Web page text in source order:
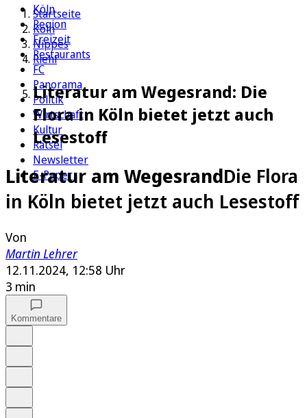
Köln
Region
Freizeit
Restaurants
FC
Panorama
Politik
Wirtschaft
Kultur
Rätsel
Newsletter
E-Paper
Startseite
Köln
Nippes
Riehl
Literatur am Wegesrand: Die
Flora in Köln bietet jetzt auch
Lesestoff
Literatur am WegesrandDie Flora
in Köln bietet jetzt auch Lesestoff
Von
Martin Lehrer
12.11.2024, 12:58 Uhr
3 min
Kommentare